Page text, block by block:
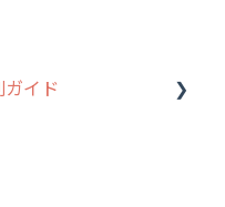
いて
イド